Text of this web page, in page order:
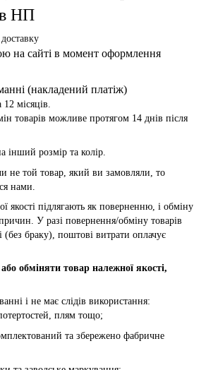
НП
на сайті в момент оформлення
(накладений платіж)
12 місяців.
товарів можливе протягом 14 днів після
розмір та колір.
не той товар, який ви замовляли, то
нами.
якості підлягають як поверненню, і обміну
У разі повернення/обміну товарів
(без браку), поштові витрати оплачує
обміняти товар належної якості,
і не має слідів використання:
плям тощо;
та збережено фабричне